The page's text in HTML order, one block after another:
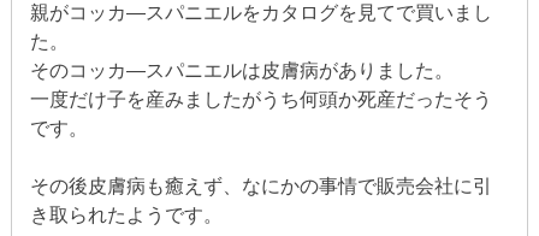
親がコッカ―スパニエルをカタログを見てで買いまし
た。
そのコッカ―スパニエルは皮膚病がありました。
一度だけ子を産みましたがうち何頭か死産だったそう
です。
その後皮膚病も癒えず、なにかの事情で販売会社に引
き取られたようです。